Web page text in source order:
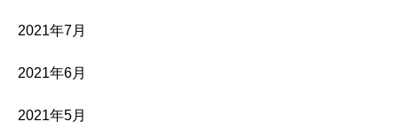
2021年7月
2021年6月
2021年5月